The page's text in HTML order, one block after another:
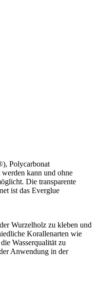
Polycarbonat
kann und ohne
Die transparente
ist das Everglue
Wurzelholz zu kleben und
Korallenarten wie
Wasserqualität zu
Anwendung in der